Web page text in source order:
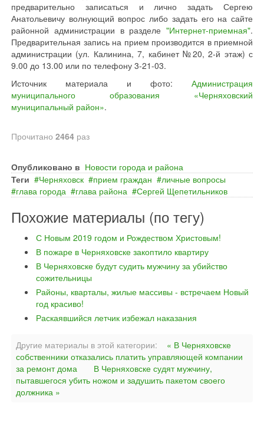
предварительно записаться и лично задать Сергею
Анатольевичу волнующий вопрос либо задать его на сайте
районной администрации в разделе "Интернет-приемная".
Предварительная запись на прием производится в приемной
администрации (ул. Калинина, 7, кабинет №20, 2-й этаж) с
9.00 до 13.00 или по телефону 3-21-03.
Источник материала и фото: Администрация
муниципального образования «Черняховский
муниципальный район».
Прочитано 2464 раз
Опубликовано в Новости города и района
Теги
Черняховск прием граждан
личные вопросы
глава города
глава района Сергей Щепетильников
Похожие материалы (по тегу)
С Новым 2019 годом и Рождеством Христовым!
В пожаре в Черняховске закоптило квартиру
В Черняховске будут судить мужчину за убийство
сожительницы
Районы, кварталы, жилые массивы - встречаем Новый
год красиво!
Раскаявшийся летчик избежал наказания
Другие материалы в этой категории:
« В Черняховске
собственники отказались платить управляющей компании
за ремонт дома
В Черняховске судят мужчину,
пытавшегося убить ножом и задушить пакетом своего
должника »